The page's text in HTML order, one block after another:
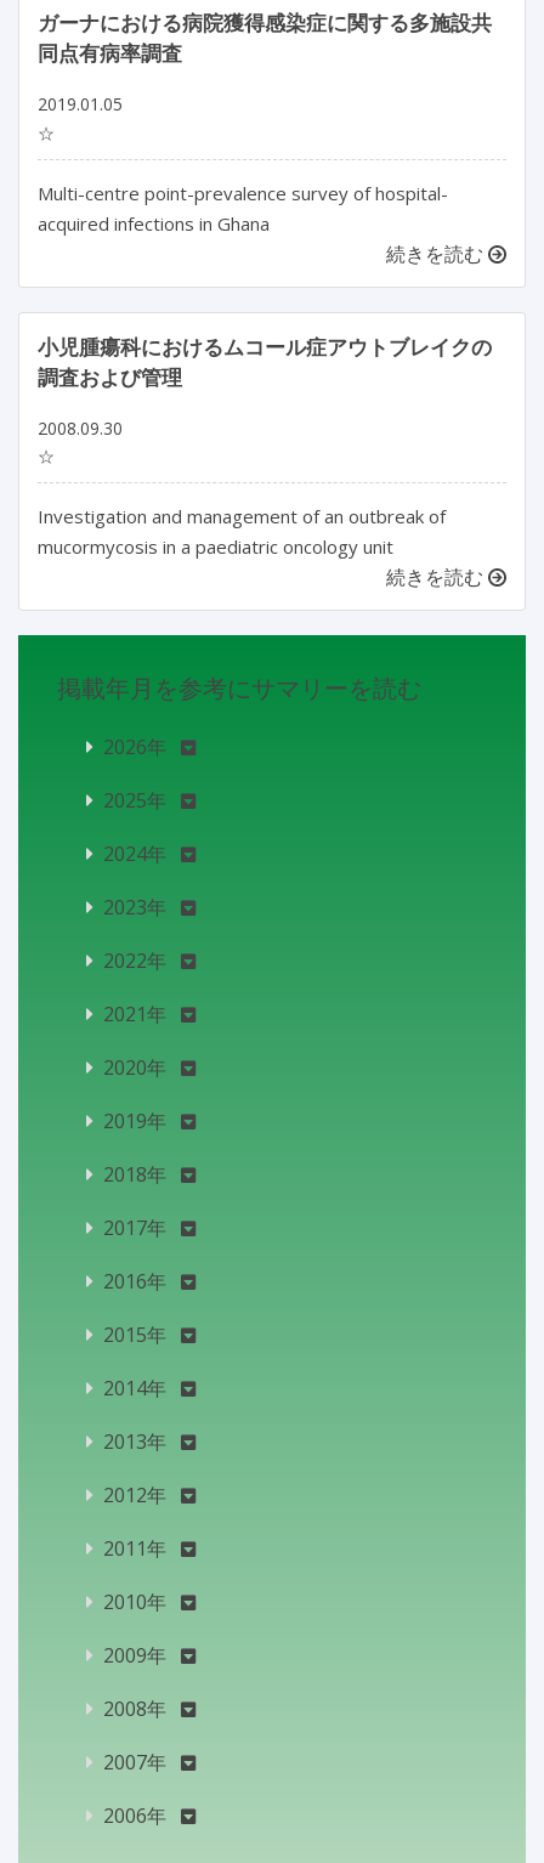
ガーナにおける病院獲得感染症に関する多施設共
同点有病率調査
2019.01.05
☆
Multi-centre point-prevalence survey of hospital-
acquired infections in Ghana
続きを読む
小児腫瘍科におけるムコール症アウトブレイクの
調査および管理
2008.09.30
☆
Investigation and management of an outbreak of
mucormycosis in a paediatric oncology unit
続きを読む
掲載年月を参考にサマリーを読む
2026年
2025年
2024年
2023年
2022年
2021年
2020年
2019年
2018年
2017年
2016年
2015年
2014年
2013年
2012年
2011年
2010年
2009年
2008年
2007年
2006年